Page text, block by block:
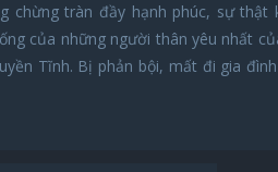
chừng tràn đầy hạnh phúc, sự
của những người thân yêu nhất
Tĩnh. Bị phản bội, mất đi gia